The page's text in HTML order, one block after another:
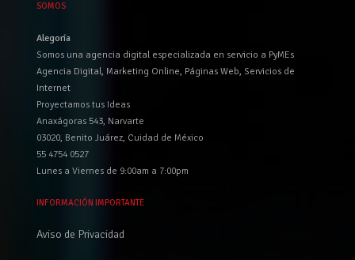
SOMOS
Alegoría
Somos una agencia digital especializada en servicio a PyMEs
Agencia Digital, Marketing Online, Páginas Web, Servicios de
Internet
Proyectamos tus Ideas
Anaxágoras 543, Narvarte
03020, Benito Juárez, Cuidad de México
55 4754 0527
Lunes a Viernes de 9:00am a 7:00pm
INFORMACIÓN IMPORTANTE
Aviso de Privacidad